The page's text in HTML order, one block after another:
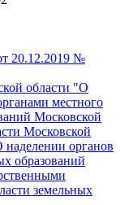
20.12.2019 №
области "О
местного
Московской
Московской
органов
образований
земельных